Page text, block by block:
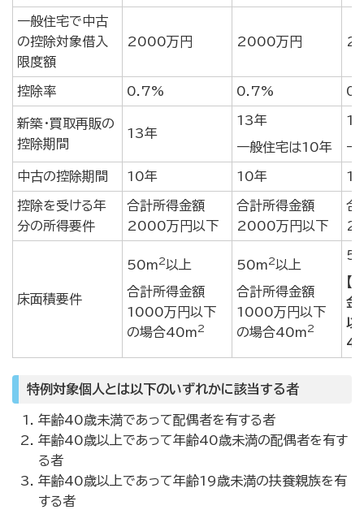
一般住宅で中古
の控除対象借入
限度額
2000万円 2000万円
控除率 0.7% 0.7%
新築・買取再販の
控除期間
13年
13年
一般住宅は10年 一
中古の控除期間 10年 10年
控除を受ける年
分の所得要件
合計所得金額
2000万円以下
合計所得金額
2000万円以下
合
床面積要件
50m2以上
合計所得金額
1000万円以下
の場合40m2
50m2以上
合計所得金額
1000万円以下
の場合40m2
【
金
以
特例対象個人とは以下のいずれかに該当する者
年齢40歳未満であって配偶者を有する者
年齢40歳以上であって年齢40歳未満の配偶者を有す
る者
年齢40歳以上であって年齢19歳未満の扶養親族を有
する者